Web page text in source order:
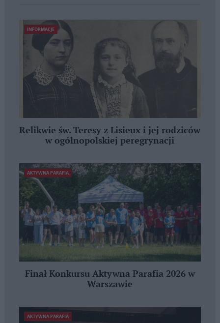
INFORMACJE
Relikwie św. Teresy z Lisieux i jej rodziców
w ogólnopolskiej peregrynacji
AKTYWNA PARAFIA
Finał Konkursu Aktywna Parafia 2026 w
Warszawie
AKTYWNA PARAFIA